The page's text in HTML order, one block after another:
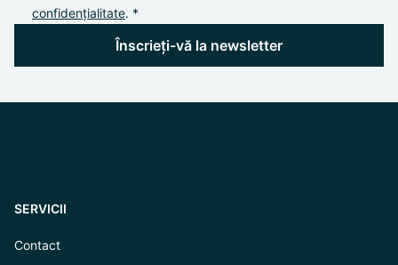
confidențialitate. *
Înscrieți-vă la newsletter
SERVICII
Contact